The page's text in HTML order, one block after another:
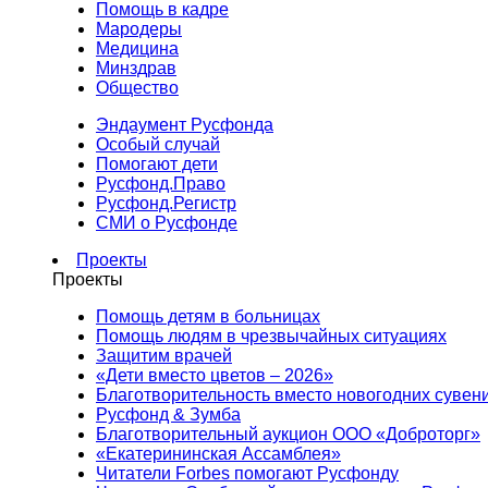
Помощь в кадре
Мародеры
Медицина
Минздрав
Общество
Эндаумент Русфонда
Особый случай
Помогают дети
Русфонд.Право
Русфонд.Регистр
СМИ о Русфонде
Проекты
Проекты
Помощь детям в больницах
Помощь людям в чрезвычайных ситуациях
Защитим врачей
«Дети вместо цветов – 2026»
Благотворительность вместо новогодних
Русфонд & Зумба
Благотворительный аукцион ООО «Доброторг»
«Екатерининская Ассамблея»
Читатели Forbes помогают Русфонду